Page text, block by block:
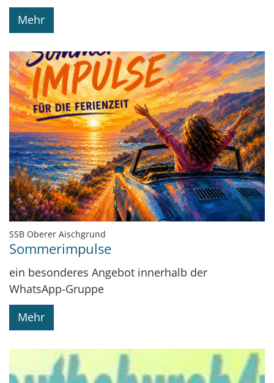
Mehr
SSB Oberer Aischgrund
Sommerimpulse
ein besonderes Angebot innerhalb der
WhatsApp-Gruppe
Mehr